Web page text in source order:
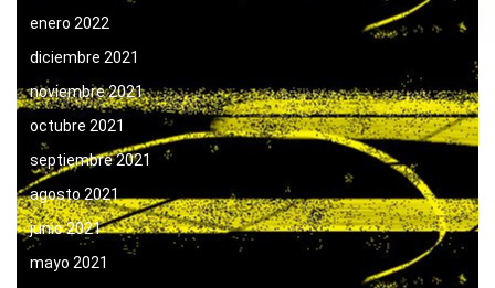
enero 2022
diciembre 2021
noviembre 2021
octubre 2021
septiembre 2021
agosto 2021
junio 2021
mayo 2021